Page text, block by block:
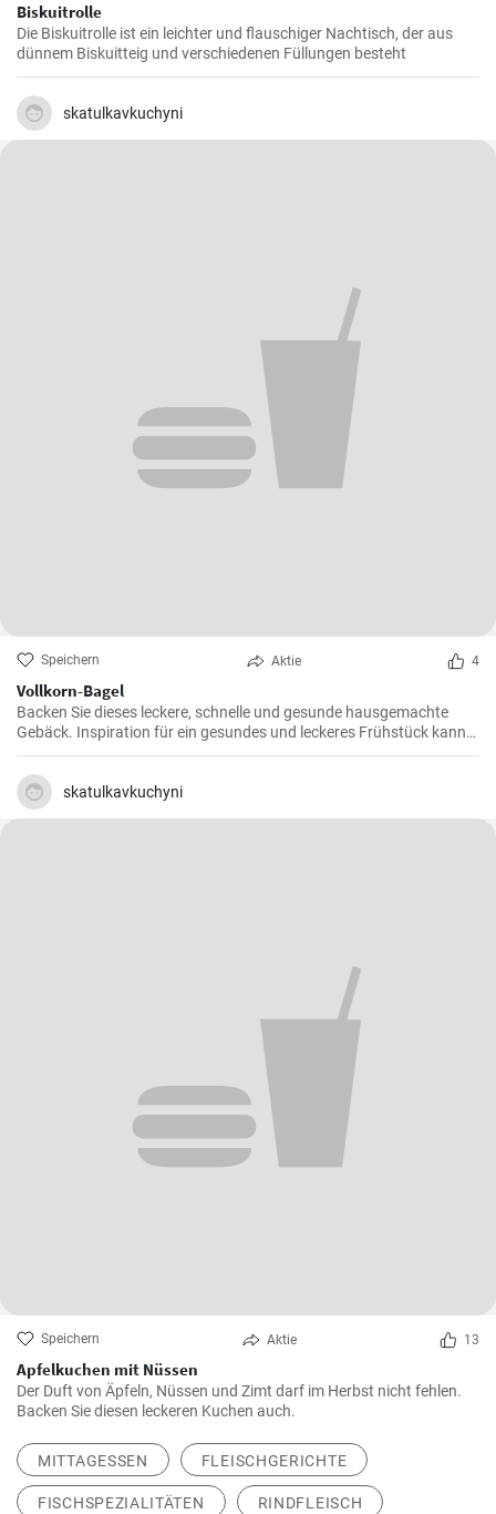
Biskuitrolle
Die Biskuitrolle ist ein leichter und flauschiger Nachtisch, der aus
dünnem Biskuitteig und verschiedenen Füllungen besteht
skatulkavkuchyni
Speichern Aktie 4
Vollkorn-Bagel
Backen Sie dieses leckere, schnelle und gesunde hausgemachte
Gebäck. Inspiration für ein gesundes und leckeres Frühstück kann
man nie genug haben.
skatulkavkuchyni
Speichern Aktie 13
Apfelkuchen mit Nüssen
Der Duft von Äpfeln, Nüssen und Zimt darf im Herbst nicht fehlen.
Backen Sie diesen leckeren Kuchen auch.
MITTAGESSEN FLEISCHGERICHTE
FISCHSPEZIALITÄTEN RINDFLEISCH